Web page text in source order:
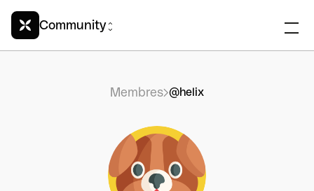
Community
Membres @helix